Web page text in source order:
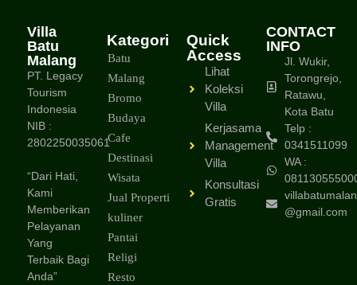
Villa
Batu
Malang
PT. Legacy
Tourism
Indonesia
NIB :
2802250035061
“Dari Hati,
Kami
Memberikan
Pelayanan
Yang
Terbaik Bagi
Anda”
Kategori
Batu
Malang
Bromo
Budaya
Cafe
Destinasi
Wisata
Jual Properti
kuliner
Pantai
Religi
Resto
Quick
Access
Lihat
Koleksi
Villa
Kerjasama
Management
Villa
Konsultasi
Gratis
CONTACT
INFO
Jl. Wukir,
Torongrejo,
Ratawu,
Kota Batu
Telp :
0341511099
WA :
@gmail.com